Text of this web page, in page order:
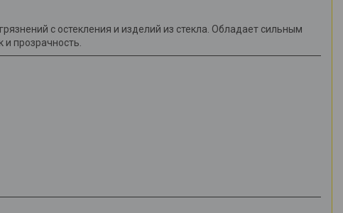
с остекления и изделий из стекла. Обладает сильным
прозрачность.